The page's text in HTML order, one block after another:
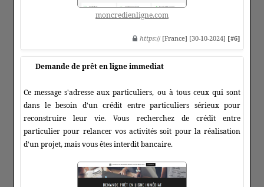
moncredienligne.com
https:// [France] [30-10-2024] [#6]
Demande de prêt en ligne immediat
Ce message s'adresse aux particuliers, ou à tous ceux qui sont
dans le besoin d'un crédit entre particuliers sérieux pour
reconstruire leur vie. Vous recherchez de crédit entre
particulier pour relancer vos activités soit pour la réalisation
d'un projet, mais vous êtes interdit bancaire.